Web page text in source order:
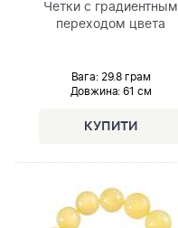
Четки с градиентным
переходом цвета
Вага: 29.8 грам
Довжина: 61 см